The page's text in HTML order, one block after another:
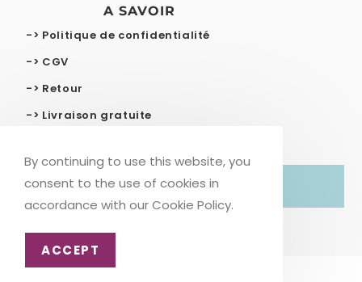
A SAVOIR
-> Politique de confidentialité
-> CGV
-> Retour
-> Livraison gratuite
© COPYRIGHT – LILIE FOLIE
By continuing to use this website, you
consent to the use of cookies in
accordance with our Cookie Policy.
ACCEPT